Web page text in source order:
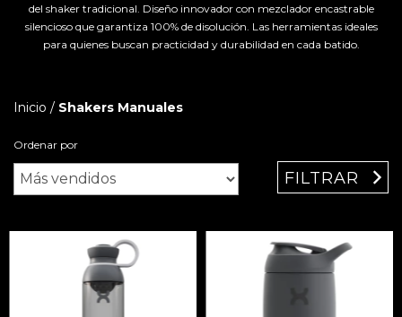
del shaker tradicional. Diseño innovador con mezclador encastrable
silencioso que garantiza 100% de disolución. Las herramientas ideales
para quienes buscan practicidad y durabilidad en cada batido.
Inicio / Shakers Manuales
Ordenar por
FILTRAR